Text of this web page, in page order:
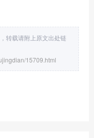
转载请附上原文出处链
15709.html